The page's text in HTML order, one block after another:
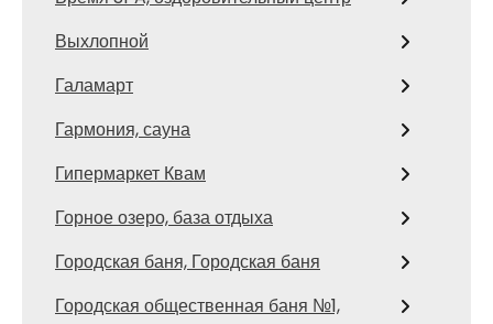
Выхлопной
Галамарт
Гармония, сауна
Гипермаркет Квам
Горное озеро, база отдыха
Городская баня, Городская баня
Городская общественная баня №1,